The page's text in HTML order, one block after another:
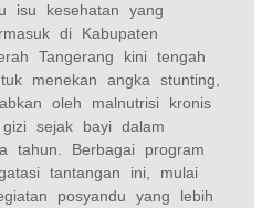
isu kesehatan yang
di Kabupaten
Tangerang kini tengah
menekan angka stunting,
oleh malnutrisi kronis
sejak bayi dalam
tahun. Berbagai program
tantangan ini, mulai
posyandu yang lebih